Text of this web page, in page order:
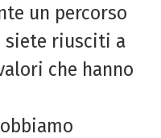
un percorso
siete riusciti a
che hanno